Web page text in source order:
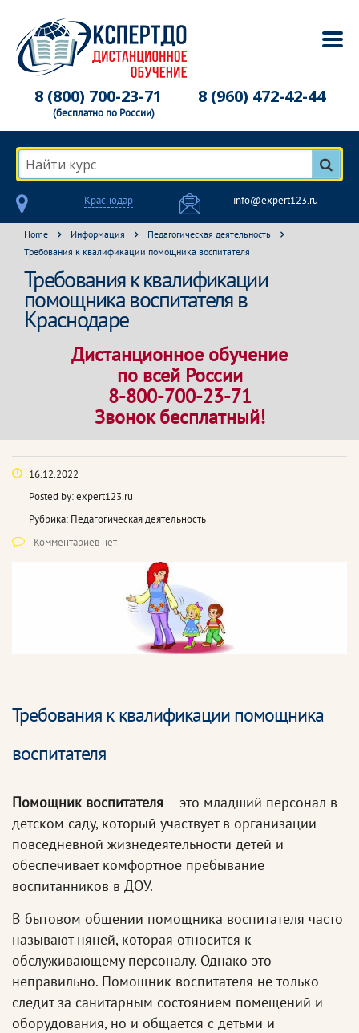
8 (800) 700-23-71
(бесплатно по России)
8 (960) 472-42-44
Найти курс
Краснодар info@expert123.ru
Home Информация
Педагогическая деятельность
Требования к квалификации помощника воспитателя
Требования к квалификации
помощника воспитателя в
Краснодаре
Дистанционное обучение
по всей России
8-800-700-23-71
Звонок бесплатный!
16.12.2022
Posted by:expert123.ru
Рубрика: Педагогическая деятельность
Комментариев нет
Требования к квалификации помощника
воспитателя
Помощник воспитателя – это младший персонал в
детском саду, который участвует в организации
повседневной жизнедеятельности детей и
обеспечивает комфортное пребывание
воспитанников в ДОУ.
В бытовом общении помощника воспитателя часто
называют няней, которая относится к
обслуживающему персоналу. Однако это
неправильно. Помощник воспитателя не только
следит за санитарным состоянием помещений и
оборудования, но и общается с детьми и